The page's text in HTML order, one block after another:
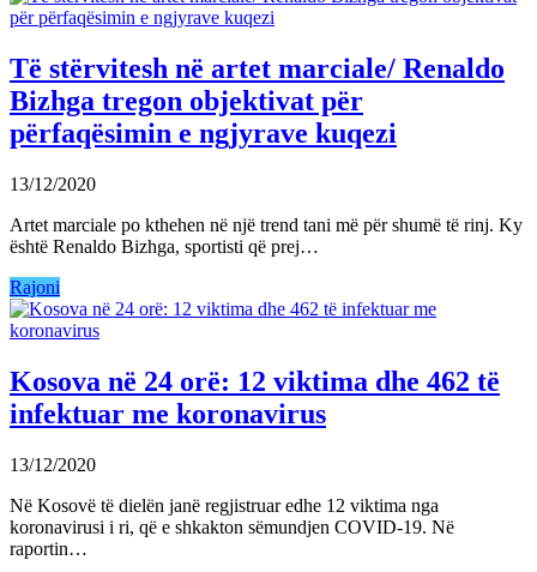
Të stërvitesh në artet marciale/ Renaldo
Bizhga tregon objektivat për
përfaqësimin e ngjyrave kuqezi
13/12/2020
Artet marciale po kthehen në një trend tani më për shumë të rinj. Ky
është Renaldo Bizhga, sportisti që prej…
Rajoni
Kosova në 24 orë: 12 viktima dhe 462 të
infektuar me koronavirus
13/12/2020
Në Kosovë të dielën janë regjistruar edhe 12 viktima nga
koronavirusi i ri, që e shkakton sëmundjen COVID-19. Në
raportin…